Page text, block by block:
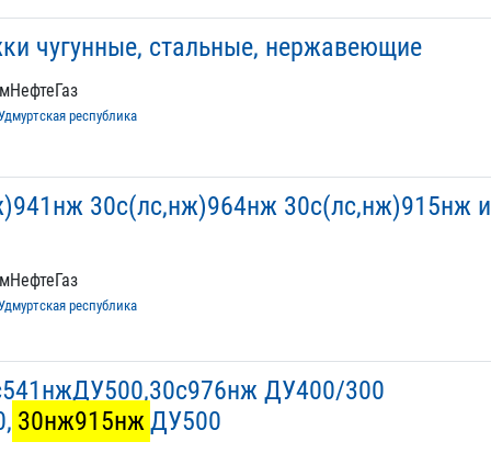
чугунные, стальные, нержавеющие
республика
30с(лс,нж)964нж 30с(лс,нж)915нж и
республика
ДУ400/300
30нж915нжДУ500